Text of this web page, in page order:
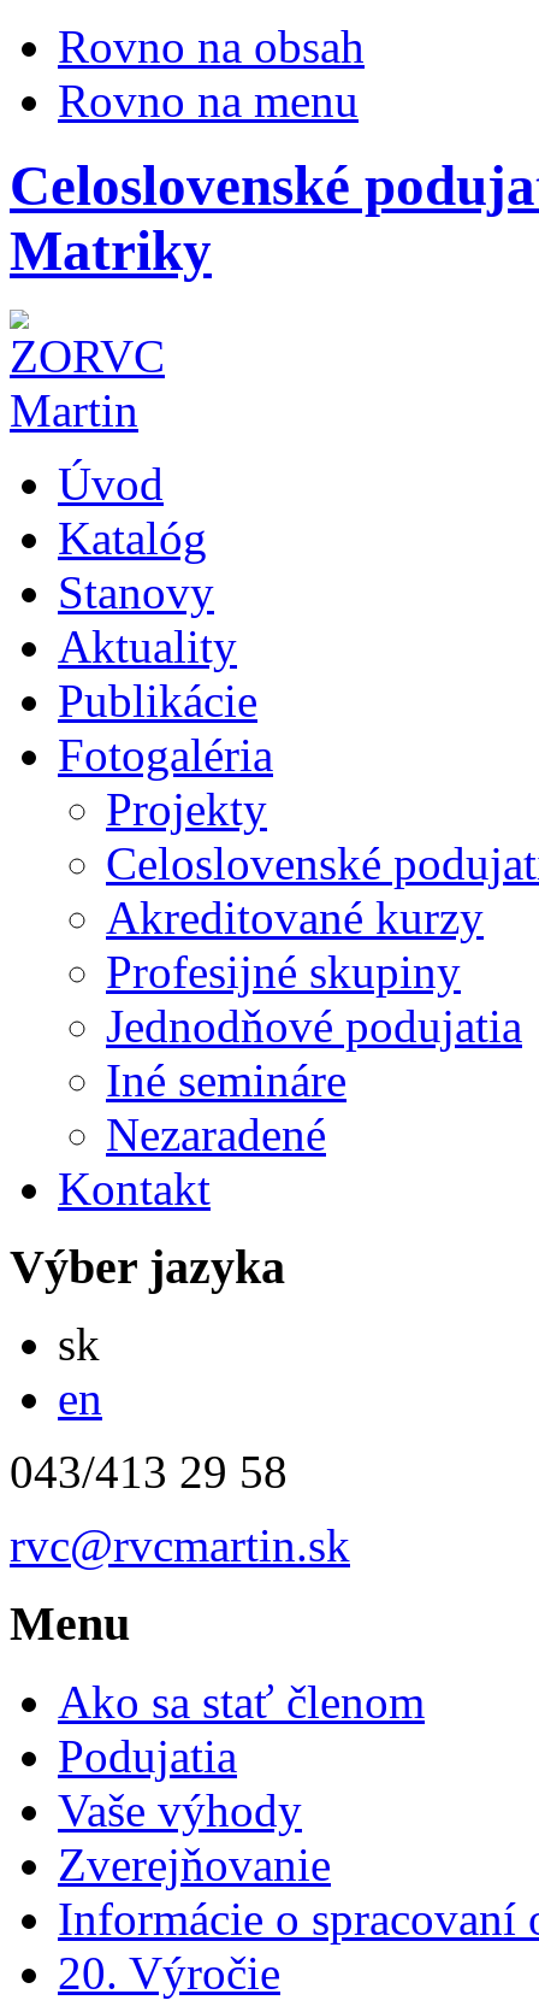
Rovno na obsah
Rovno na menu
Celoslovenské
Matriky
Úvod
Katalóg
Stanovy
Aktuality
Publikácie
Fotogaléria
Projekty
Celoslovenské
Akreditované kurzy
Profesijné skupiny
Jednodňové podujatia
Iné semináre
Nezaradené
Kontakt
Výber jazyka
sk
en
043/413 29 58
rvc@rvcmartin.sk
Menu
Ako sa stať členom
Podujatia
Vaše výhody
Zverejňovanie
Informácie o spracovaní
20. Výročie